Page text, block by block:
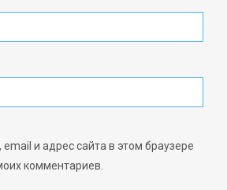
и адрес сайта в этом браузере
комментариев.